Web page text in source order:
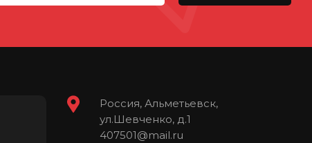
Россия, Альметьевск,
ул.Шевченко, д.1
407501@mail.ru